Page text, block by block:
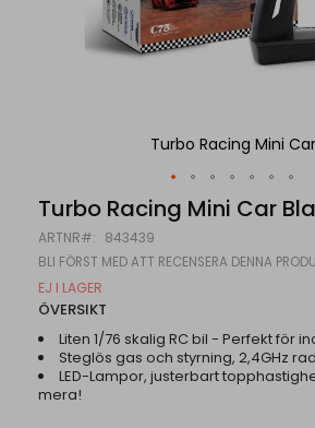
Turbo Racing Mini
Hoppa
till
början
av
Turbo Racing Mini Car
ARTNR 843439
BLI FÖRST MED ATT RECENSERA DENNA
EJ I LAGER
ÖVERSIKT
Liten 1/76 skalig RC bil - Perfekt för
Steglös gas och styrning, 2,4GHz
LED-Lampor, justerbart
mera!